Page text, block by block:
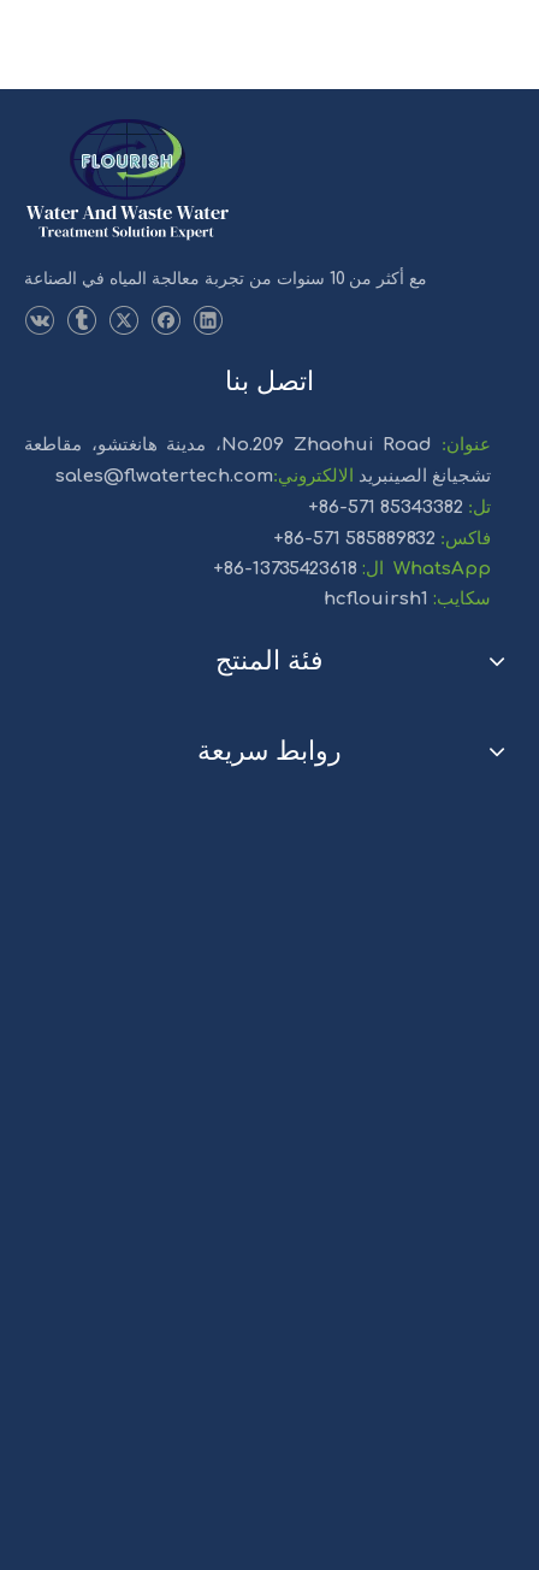
مع أكثر من 10 سنوات من تجربة معالجة المياه في الصناعة
اتصل بنا
عنوان:
No.209 Zhaohui Road، مدينة هانغتشو، مقاطعة
تشجيانغ الصينبريد الالكتروني:
sales@flwatertech.com
تل:
85343382 571-86+
فاكس:
585889832 571-86+
WhatsApp
ال: 13735423618-86+
سكايب: hcflouirsh1
فئة المنتج
روابط سريعة